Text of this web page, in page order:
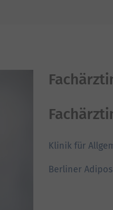
Klinik für
Berliner